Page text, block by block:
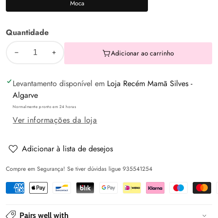
Moca
Moca
Quantidade
Diminuir
quantidade
de
Calça
bombazine
-
quantidade
Calça
bombazine
-
Adicionar ao carrinho
Levantamento disponível em Loja Recém Mamã Silves -
Algarve
Normalmente pronto em 24 horas
Ver informações da loja
Adicionar à lista de desejos
Compre em Segurança! Se tiver dúvidas ligue 935541254
Pairs well with